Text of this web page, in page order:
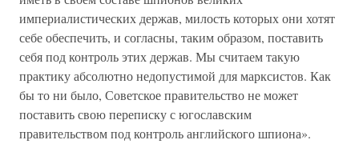
империалистических держав, милость которых они хотят
себе обеспечить, и согласны, таким образом, поставить
себя под контроль этих держав. Мы считаем такую
практику абсолютно недопустимой для марксистов. Как
бы то ни было, Советское правительство не может
поставить свою переписку с югославским
правительством под контроль английского шпиона».